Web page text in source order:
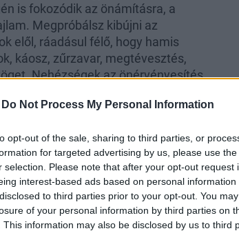
Do Not Process My Personal Information
opt-out of the sale, sharing to third parties, or
for targeted advertising by us, please use
selection. Please note that after your opt-out request
interest-based ads based on personal
to third parties prior to your opt-out. You
of your personal information by third parties on
This information may also be disclosed by us to third
is fokozódik az önámításra, a
Megpróbálsz kibújni az
elől, ráadásul félő, hogy hamis
káosz, zűrzavar, megtévesztés,
Nehézségek az önérvényesítés
és kívánságokat, ne kezdj foglalt
és kerüld azokat az
a drogok, az alkohol, a mérgező
veszélye. Önzetlenségeddel
összeszedhetsz valamilyen
feketemunka miatt lebukhatsz,
tűnik – nehogy zsákbamacskát